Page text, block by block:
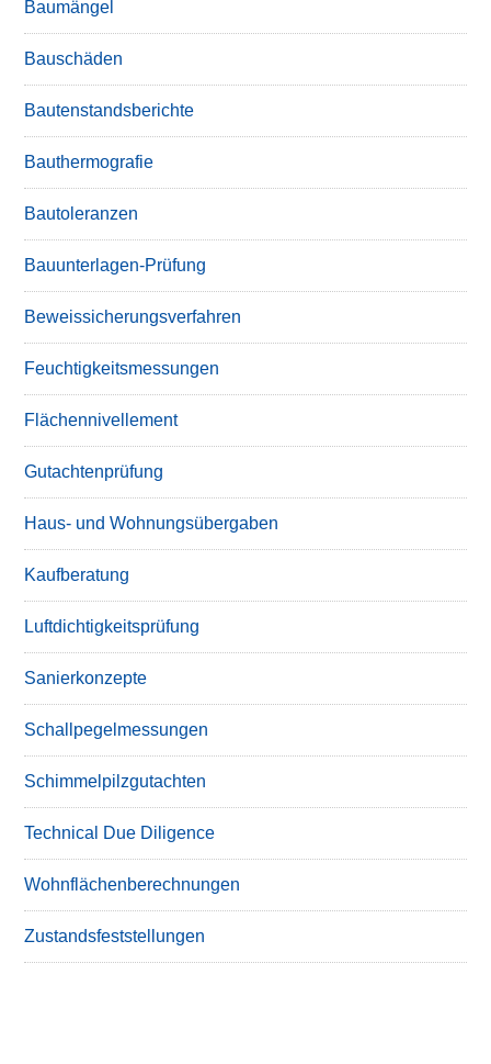
Baumängel
Bauschäden
Bautenstandsberichte
Bauthermografie
Bautoleranzen
Bauunterlagen-Prüfung
Beweissicherungsverfahren
Feuchtigkeitsmessungen
Flächennivellement
Gutachtenprüfung
Haus- und Wohnungsübergaben
Kaufberatung
Luftdichtigkeitsprüfung
Sanierkonzepte
Schallpegelmessungen
Schimmelpilzgutachten
Technical Due Diligence
Wohnflächenberechnungen
Zustandsfeststellungen